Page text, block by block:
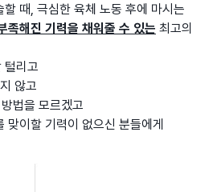
때, 극심한 육체 노동 후에 마시는
족해진 기력을 채워줄 수 있는 최고의
털리고
않고
법을 모르겠고
이할 기력이 없으신 분들에게